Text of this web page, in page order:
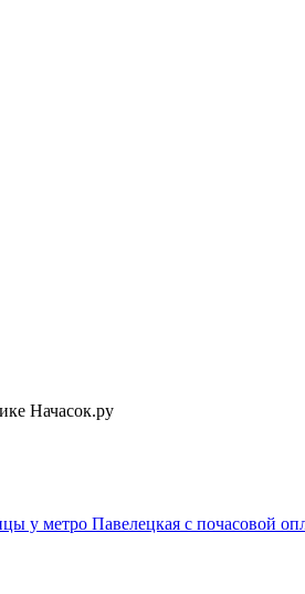
Начасок.ру
у метро Павелецкая c почасовой